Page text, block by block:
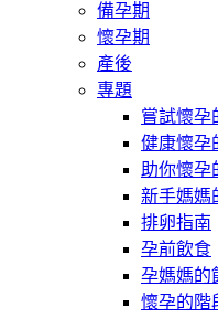
備孕期
懷孕期
產後
專題
嘗試懷孕
健康懷孕
助你懷孕
新手媽媽
排卵指南
孕前飲食
孕媽媽的
懷孕的階